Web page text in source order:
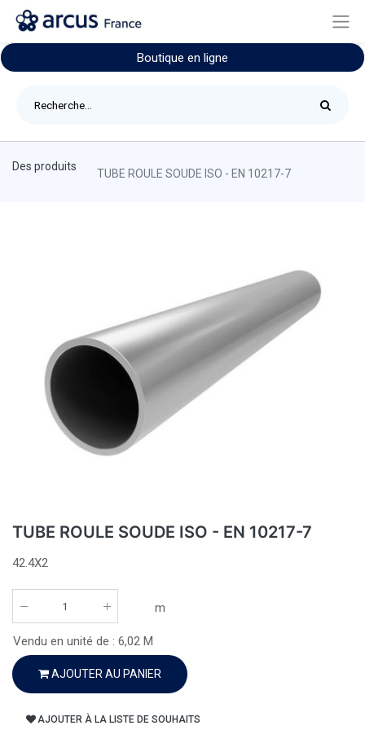
Boutique en ligne
Des produits
TUBE ROULE SOUDE ISO - EN 10217-7
TUBE ROULE SOUDE ISO - EN 10217-7
42.4X2
m
Vendu en unité de : 6,02 M
AJOUTER AU PANIER
AJOUTER À LA LISTE DE SOUHAITS